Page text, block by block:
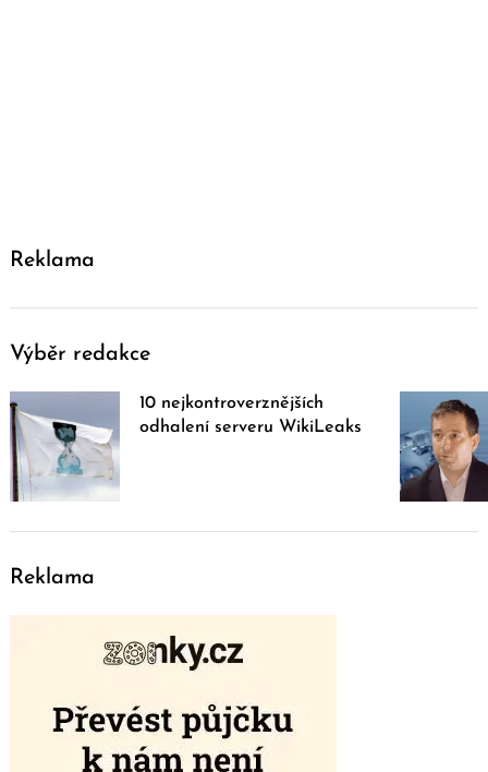
Reklama
Výběr redakce
10 nejkontroverznějších
odhalení serveru WikiLeaks
Reklama